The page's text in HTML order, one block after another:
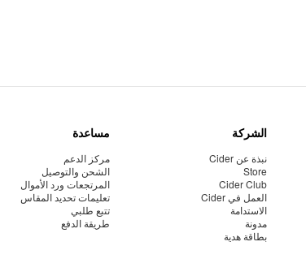
الشركة
نبذة عن Cider
Store
Cider Club
العمل في Cider
الاستدامة
مدونة
بطاقة هدية
مساعدة
مركز الدعم
الشحن والتوصيل
المرتجعات ورد الأموال
تعليمات تحديد المقاس
تتبع طلبي
طريقة الدفع